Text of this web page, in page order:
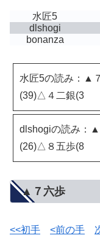
水匠5
dlshogi
bonanza
水匠5の読み：▲
(39)△４二銀(3
dlshogiの読み：
(26)△８五歩(8
▲７六歩
<<初手 <前の手